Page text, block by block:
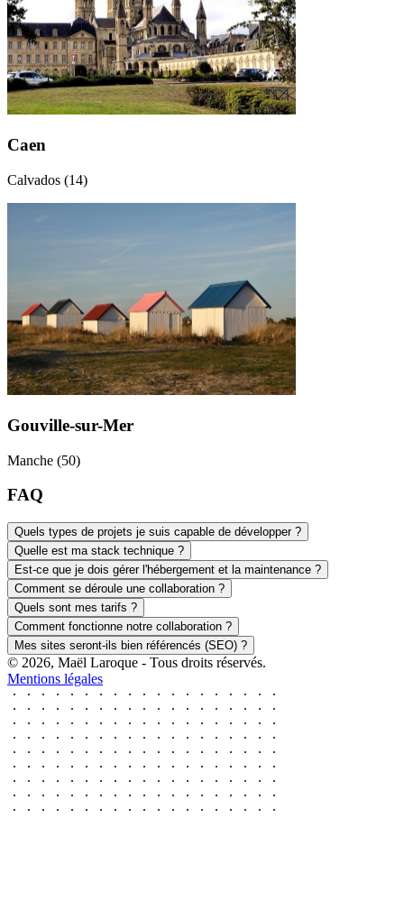
Caen
Calvados (14)
Gouville-sur-Mer
Manche (50)
FAQ
Quels types de projets je suis capable de développer ?
Quelle est ma stack technique ?
Est-ce que je dois gérer l'hébergement et la maintenance ?
Comment se déroule une collaboration ?
Quels sont mes tarifs ?
Comment fonctionne notre collaboration ?
Mes sites seront-ils bien référencés (SEO) ?
© 2026, Maël Laroque - Tous droits réservés.
Mentions légales